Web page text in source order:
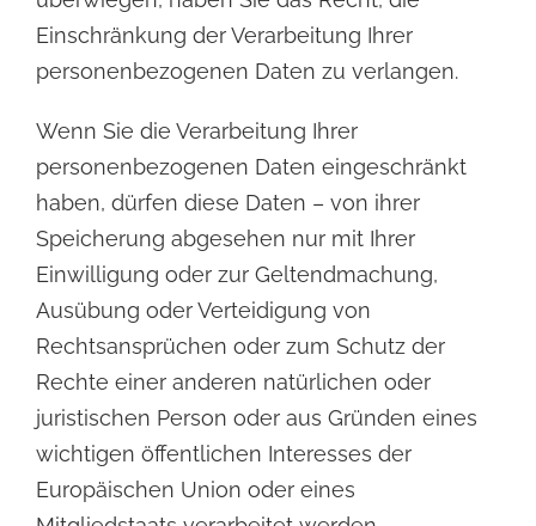
Einschränkung der Verarbeitung Ihrer
personenbezogenen Daten zu verlangen.
Wenn Sie die Verarbeitung Ihrer
personenbezogenen Daten eingeschränkt
haben, dürfen diese Daten – von ihrer
Speicherung abgesehen nur mit Ihrer
Einwilligung oder zur Geltendmachung,
Ausübung oderVerteidigung von
Rechtsansprüchen oder zum Schutz der
Rechte einer anderen natürlichen oder
juristischen Person oder aus Gründen eines
wichtigen öffentlichen Interesses der
Europäischen Union oder eines